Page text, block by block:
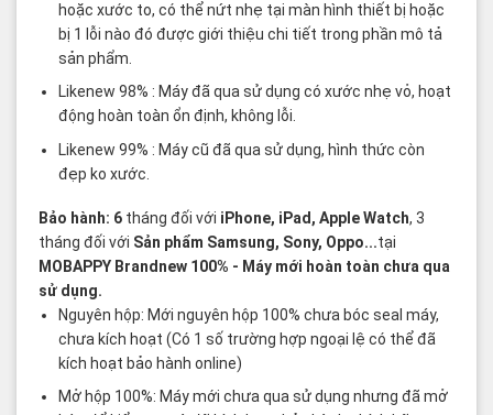
hoặc xước to, có thể nứt nhẹ tại màn hình thiết bị hoặc
bị 1 lỗi nào đó được giới thiệu chi tiết trong phần mô tả
sản phẩm.
Likenew 98% : Máy đã qua sử dụng có xước nhẹ vỏ, hoạt
động hoàn toàn ổn định, không lỗi.
Likenew 99% : Máy cũ đã qua sử dụng, hình thức còn
đẹp ko xước.
Bảo hành: 6 tháng đối với iPhone, iPad, Apple Watch, 3
tháng đối với Sản phẩm Samsung, Sony, Oppo...tại
MOBAPPY Brandnew 100% - Máy mới hoàn toàn chưa qua
sử dụng.
Nguyên hộp: Mới nguyên hộp 100% chưa bóc seal máy,
chưa kích hoạt (Có 1 số trường hợp ngoại lệ có thể đã
kích hoạt bảo hành online)
Mở hộp 100%: Máy mới chưa qua sử dụng nhưng đã mở